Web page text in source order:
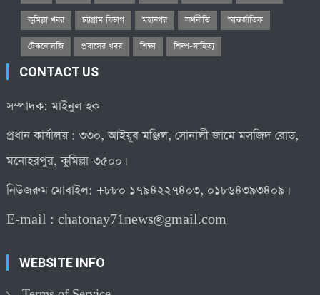
কুমিল্লা খবর চট্টগ্রাম বিভাগ মহানগর অর্থনীতি আন্তর্জাতিক
টেকনোলজি প্রবাসের খবর শিক্ষা শিল্প-সাহিত্য
CONTACT US
সম্পাদক: মাইনুল হক
প্রধান কার্যালয় : ৩৩০, আইয়ূব মঞ্জিল, সোনালী জামে মসজিদ রোড,
মনোহরপুর, কুমিল্লা-৩৫০০।
নিউজরুম মোবাইল: +৮৮০ ১৭৯৪২২৭৪০৩, ০১৮৬৪৩৯৩৪০৯।
E-mail :chatonay71news@gmail.com
WEBSITE INFO